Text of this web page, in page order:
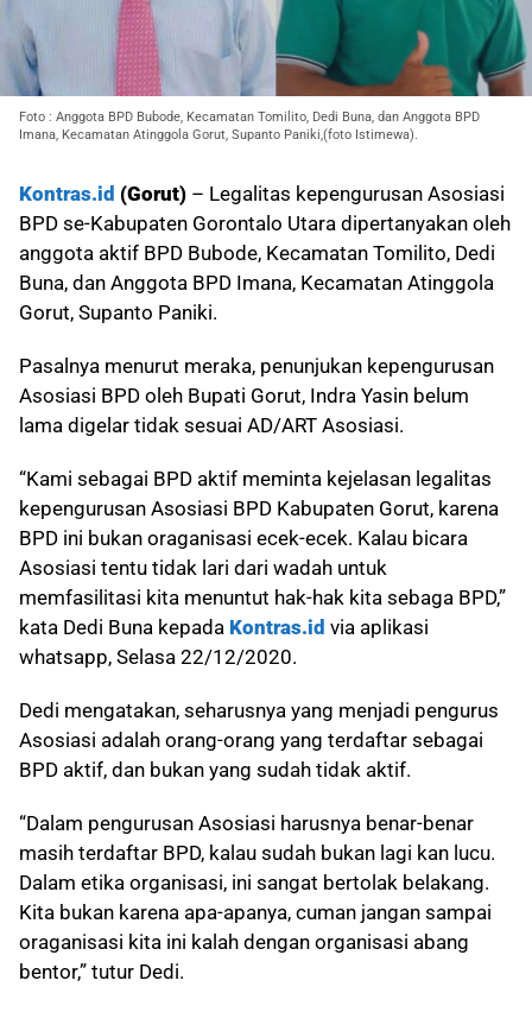
Foto : Anggota BPD Bubode, Kecamatan Tomilito, Dedi Buna, dan Anggota BPD
Imana, Kecamatan Atinggola Gorut, Supanto Paniki,(foto Istimewa).
Kontras.id (Gorut) – Legalitas kepengurusan Asosiasi
BPD se-Kabupaten Gorontalo Utara dipertanyakan oleh
anggota aktif BPD Bubode, Kecamatan Tomilito, Dedi
Buna, dan Anggota BPD Imana, Kecamatan Atinggola
Gorut, Supanto Paniki.
Pasalnya menurut meraka, penunjukan kepengurusan
Asosiasi BPD oleh Bupati Gorut, Indra Yasin belum
lama digelar tidak sesuai AD/ART Asosiasi.
“Kami sebagai BPD aktif meminta kejelasan legalitas
kepengurusan Asosiasi BPD Kabupaten Gorut, karena
BPD ini bukan oraganisasi ecek-ecek. Kalau bicara
Asosiasi tentu tidak lari dari wadah untuk
memfasilitasi kita menuntut hak-hak kita sebaga BPD,”
kata Dedi Buna kepada Kontras.id via aplikasi
whatsapp, Selasa 22/12/2020.
Dedi mengatakan, seharusnya yang menjadi pengurus
Asosiasi adalah orang-orang yang terdaftar sebagai
BPD aktif, dan bukan yang sudah tidak aktif.
“Dalam pengurusan Asosiasi harusnya benar-benar
masih terdaftar BPD, kalau sudah bukan lagi kan lucu.
Dalam etika organisasi, ini sangat bertolak belakang.
Kita bukan karena apa-apanya, cuman jangan sampai
oraganisasi kita ini kalah dengan organisasi abang
bentor,” tutur Dedi.